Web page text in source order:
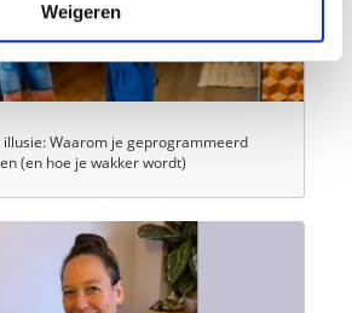
Weigeren
illusie: Waarom je geprogrammeerd
(en hoe je wakker wordt)